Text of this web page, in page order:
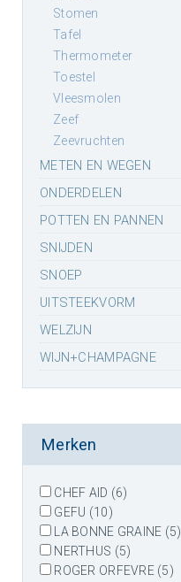
stomen
tafel
thermometer
toestel
vleesmolen
zeef
zeevruchten
METEN EN WEGEN
ONDERDELEN
POTTEN EN PANNEN
SNIJDEN
SNOEP
UITSTEEKVORM
WELZIJN
WIJN+CHAMPAGNE
Merken
CHEF AID (6)
GEFU (10)
LA BONNE GRAINE (5)
NERTHUS (5)
ROGER ORFEVRE (5)